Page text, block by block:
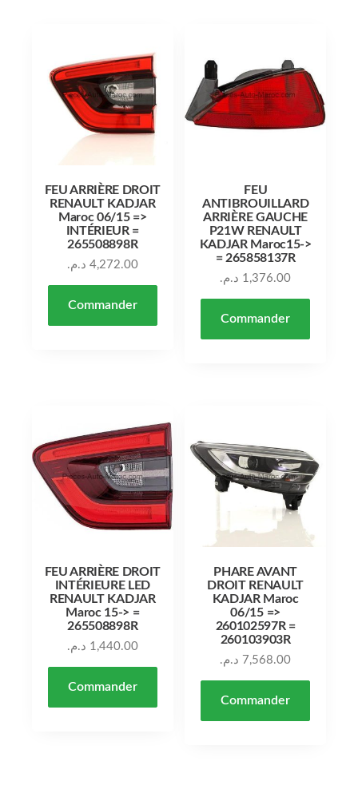
FEU ARRIÈRE DROIT
RENAULT KADJAR
Maroc 06/15 =>
INTÉRIEUR =
265508898R
4,272.00 د.م.
Commander
FEU
ANTIBROUILLARD
ARRIÈRE GAUCHE
P21W RENAULT
KADJAR Maroc15->
= 265858137R
1,376.00 د.م.
Commander
FEU ARRIÈRE DROIT
INTÉRIEURE LED
RENAULT KADJAR
Maroc 15-> =
265508898R
1,440.00 د.م.
Commander
PHARE AVANT
DROIT RENAULT
KADJAR Maroc
06/15 =>
260102597R =
260103903R
7,568.00 د.م.
Commander